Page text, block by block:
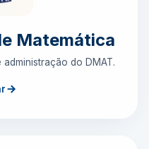
Matemática
do DMAT.